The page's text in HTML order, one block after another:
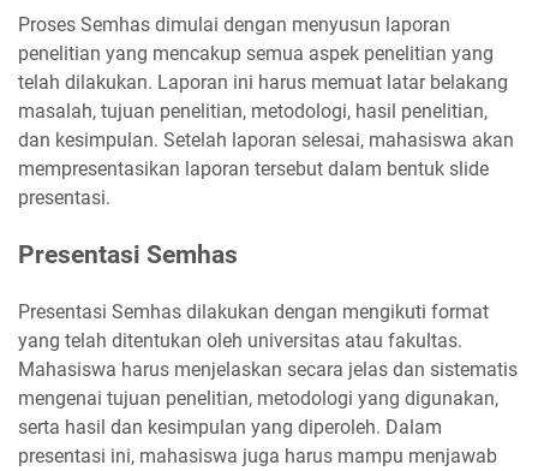
Proses Semhas dimulai dengan menyusun laporan
penelitian yang mencakup semua aspek penelitian yang
telah dilakukan. Laporan ini harus memuat latar belakang
masalah, tujuan penelitian, metodologi, hasil penelitian,
dan kesimpulan. Setelah laporan selesai, mahasiswa akan
mempresentasikan laporan tersebut dalam bentuk slide
presentasi.
Presentasi Semhas
Presentasi Semhas dilakukan dengan mengikuti format
yang telah ditentukan oleh universitas atau fakultas.
Mahasiswa harus menjelaskan secara jelas dan sistematis
mengenai tujuan penelitian, metodologi yang digunakan,
serta hasil dan kesimpulan yang diperoleh. Dalam
presentasi ini, mahasiswa juga harus mampu menjawab